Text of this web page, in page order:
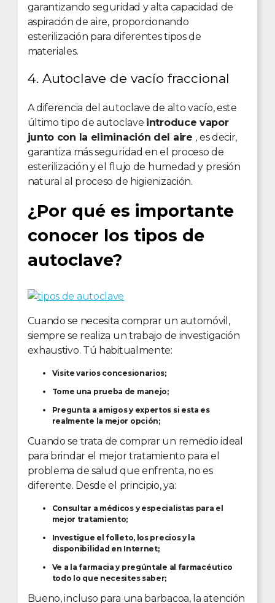
garantizando seguridad y alta capacidad de
aspiración de aire, proporcionando
esterilización para diferentes tipos de
materiales.
4. Autoclave de vacío fraccional
A diferencia del autoclave de alto vacío, este
último tipo de autoclave introduce vapor
junto con la eliminación del aire , es decir,
garantiza más seguridad en el proceso de
esterilización y el flujo de humedad y presión
natural al proceso de higienización.
¿Por qué es importante
conocer los tipos de
autoclave?
Cuando se necesita comprar un automóvil,
siempre se realiza un trabajo de investigación
exhaustivo. Tú habitualmente:
Visite varios concesionarios;
Tome una prueba de manejo;
Pregunta a amigos y expertos si esta es
realmente la mejor opción;
Cuando se trata de comprar un remedio ideal
para brindar el mejor tratamiento para el
problema de salud que enfrenta, no es
diferente. Desde el principio, ya:
Consultar a médicos y especialistas para el
mejor tratamiento;
Investigue el folleto, los precios y la
disponibilidad en Internet;
Ve a la farmacia y pregúntale al farmacéutico
todo lo que necesites saber;
Bueno, incluso para una barbacoa, la atención